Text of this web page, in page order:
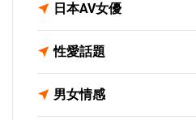
日本AV女優
性愛話題
男女情感